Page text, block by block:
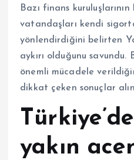
Bazı finans
vatandaşları kendi
yönlendirdiğini belirten
aykırı olduğunu
önemli mücadele
dikkat çeken sonuçlar
yakın